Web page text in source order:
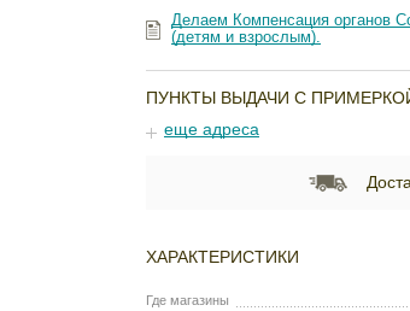
Делаем Компенсация органов
(детям и взрослым).
ПУНКТЫ ВЫДАЧИ С
еще адреса
ХАРАКТЕРИСТИКИ
Где магазины